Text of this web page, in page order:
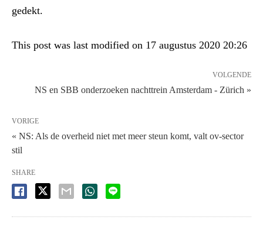
gedekt.
This post was last modified on 17 augustus 2020 20:26
VOLGENDE
NS en SBB onderzoeken nachttrein Amsterdam - Zürich »
VORIGE
« NS: Als de overheid niet met meer steun komt, valt ov-sector
stil
SHARE